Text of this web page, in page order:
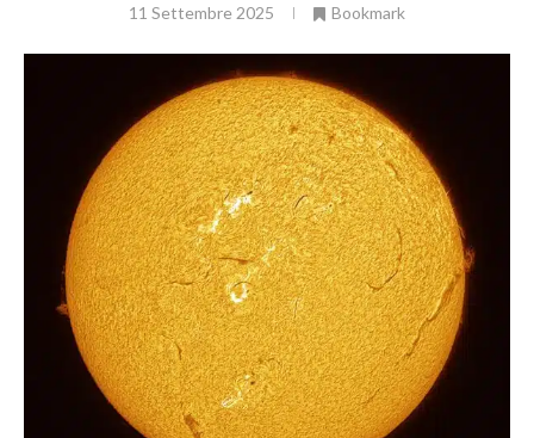
11 Settembre 2025 Bookmark